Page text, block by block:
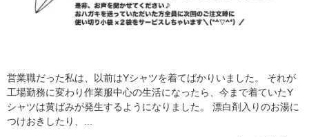
営業職だった私は、以前はYシャツを着てばかりいました。 それが
工場勤務に変わり作業服中心の生活になったら、今まで着ていたY
シャツは黄ばみが発生するようになりました。 漂白剤入りのお湯に
つけおきしたり、...